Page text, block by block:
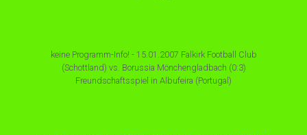
keine Programm-Info! - 15.01.2007 Falkirk Football Club
(Schottland) vs. Borussia Mönchengladbach (0:3)
Freundschaftsspiel in Albufeira (Portugal)